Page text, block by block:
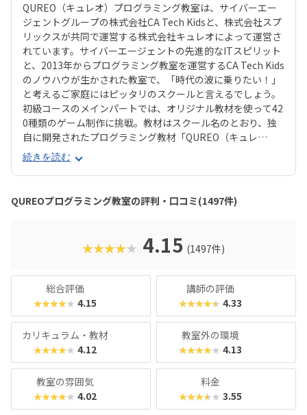
QUREO（キュレオ）プログラミング教室は、サイバーエー
ジェントグループの株式会社CA Tech Kidsと、株式会社スプ
リックスが共同で運営する株式会社キュレオによって運営さ
れています。サイバーエージェントの先進的なITスピリット
と、2013年からプログラミング教室を運営するCA Tech Kids
のノウハウが生かされた教室で、「時代の波に乗りたい！」
と考えるご家庭にはピッタリのスクールと言えるでしょう。
初級コースのメインパートでは、オリジナル教材を使って42
0種類のゲーム制作に挑戦。教材はスクール名のとおり、独
自に開発されたプログラミング教材「QUREO（キュレ
オ）」です。スマホゲームのような感覚でサクサク進められ
るのに、本格的な内容が学べるのが魅力。子どもにとっても
「やらされている感」がないので、楽しくゲームをクリアし
ていくようなペースでどんどん学習を進めていけます。教材
のデザイン性も高く、実際にスマホゲーム開発で使用されて
クに慣れている今の子どもでも、「安っぽい」「子どもっぽ
い」と思わず勉強に取り組めるでしょう。学習結果は通信簿
続きを読む
QUREOプログラミング教室の評判・口コミ(1497件)
★★★★★ 4.15 (1497件)
総合評価
★★★★★ 4.15
講師の評価
★★★★★ 4.33
カリキュラム・教材
★★★★★ 4.12
教室外の環境
★★★★★ 4.13
教室の雰囲気
★★★★★ 4.02
料金
★★★★★ 3.55